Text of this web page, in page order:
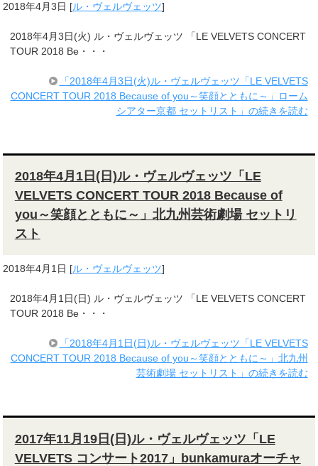
2018年4月3日 [ル・ヴェルヴェッツ]
2018年4月3日(火) ル・ヴェルヴェッツ 「LE VELVETS CONCERT
TOUR 2018 Be・・・
「2018年4月3日(火)ル・ヴェルヴェッツ「LE VELVETS
CONCERT TOUR 2018 Because of you～笑顔とともに～」ローム
シアター京都 セットリスト」の続きを読む
2018年4月1日(日)ル・ヴェルヴェッツ「LE
VELVETS CONCERT TOUR 2018 Because of
you～笑顔とともに～」北九州芸術劇場 セットリ
スト
2018年4月1日 [ル・ヴェルヴェッツ]
2018年4月1日(日) ル・ヴェルヴェッツ 「LE VELVETS CONCERT
TOUR 2018 Be・・・
「2018年4月1日(日)ル・ヴェルヴェッツ「LE VELVETS
CONCERT TOUR 2018 Because of you～笑顔とともに～」北九州
芸術劇場 セットリスト」の続きを読む
2017年11月19日(日)ル・ヴェルヴェッツ「LE
VELVETS コンサート2017」bunkamuraオーチャ